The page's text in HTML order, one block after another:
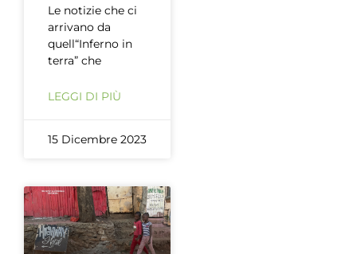
Le notizie che ci
arrivano da
quell“Inferno in
terra” che
LEGGI DI PIÙ
15 Dicembre 2023